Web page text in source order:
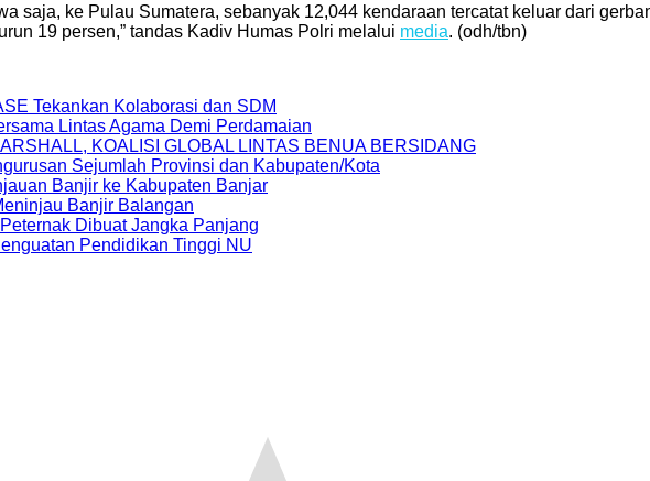
saja, ke Pulau Sumatera, sebanyak 12,044 kendaraan tercatat keluar dari
19 persen,” tandas Kadiv Humas Polri melalui media. (odh/tbn)
Tekankan Kolaborasi dan SDM
Lintas Agama Demi Perdamaian
KOALISI GLOBAL LINTAS BENUA BERSIDANG
Sejumlah Provinsi dan Kabupaten/Kota
Banjir ke Kabupaten Banjar
Banjir Balangan
Dibuat Jangka Panjang
Pendidikan Tinggi NU